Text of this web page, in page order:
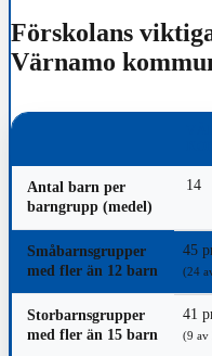
Förskolans
Värnamo
Antal barn per
barngrupp (medel)
14
Småbarnsgrupper
med fler än 12 barn
45
(24
Storbarnsgrupper
med fler än 15 barn
41
(9 av